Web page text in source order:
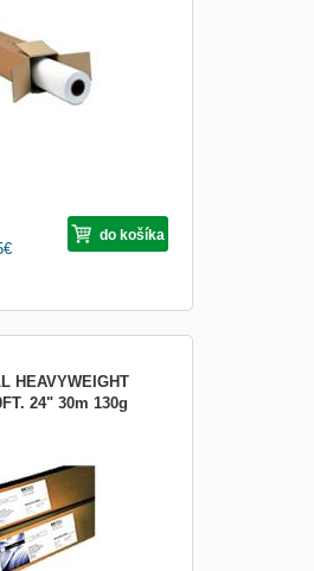
s povrchovou úpravou HP
Paper je dokonale
dlouhodobé aplikace,
po...
€
do košíka
HEAVYWEIGHT
24" 30m 130g
dle testovací normy ISO
s povrchovou úpravou HP
Paper je dokonale
dlouhodobé aplikace,